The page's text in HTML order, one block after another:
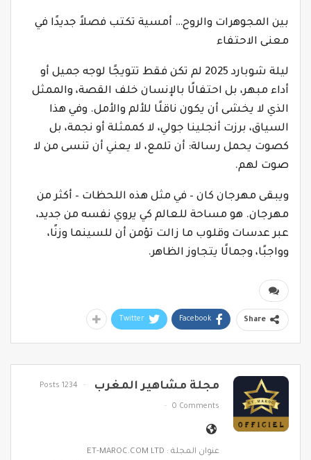
بين المجوهرات والروح… أمسية تكتب فصلاً جديدًا في
معنى الاحتفاء
ليلة شوبارد 2025 لم تكن فقط تتويجًا لوجه جميل أو
أداء مبهر، بل احتفالًا بالإنسان خلف القصة، والممثل
الذي لا يخشى أن يكون ناقلًا للألم والأمل. وفي هذا
السياق، برزت أنجلينا جولي، لا كممثلة أو نجمة، بل
كصوت يحمل رسالة: أن تلمع، لا يعني أن تنسى من لا
صوت لهم.
ويبقى مهرجان كان – في مثل هذه اللحظات – أكثر من
مهرجان. هو مساحة للعالم كي يروي نفسه من جديد،
عبر عدسات وقلوب ما زالت تؤمن أن للسينما وزنًا،
وواجبًا، وجمالًا يتجاوز الظاهر.
Share
Facebook
Twitter
مجلة مشاهير المغرب 1234 Posts
0 Comments
عنوان المجلة : ET-MAROC.COM LTD